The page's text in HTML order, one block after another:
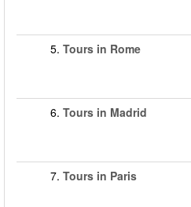
5. Tours in Rome
6. Tours in Madrid
7. Tours in Paris